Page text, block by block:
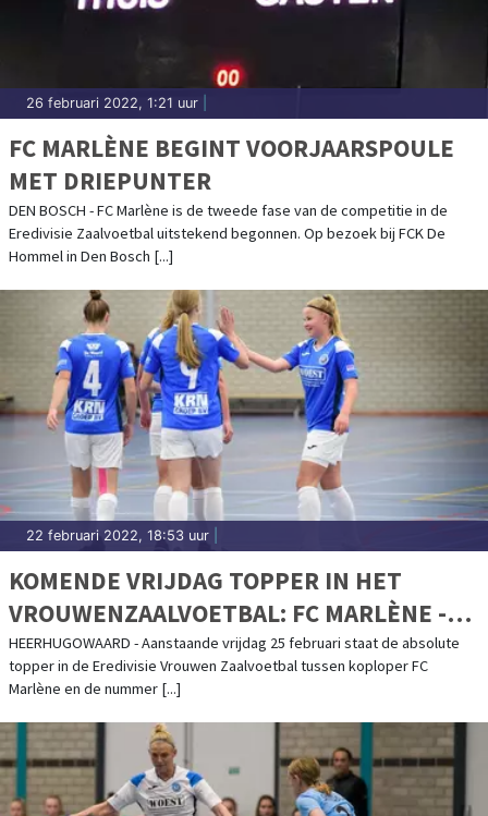
26 februari 2022, 1:21 uur
FC MARLÈNE BEGINT VOORJAARSPOULE
MET DRIEPUNTER
DEN BOSCH - FC Marlène is de tweede fase van de competitie in de
Eredivisie Zaalvoetbal uitstekend begonnen. Op bezoek bij FCK De
Hommel in Den Bosch [...]
22 februari 2022, 18:53 uur
KOMENDE VRIJDAG TOPPER IN HET
VROUWENZAALVOETBAL: FC MARLÈNE -
OS LUSITANOS
HEERHUGOWAARD - Aanstaande vrijdag 25 februari staat de absolute
topper in de Eredivisie Vrouwen Zaalvoetbal tussen koploper FC
Marlène en de nummer [...]